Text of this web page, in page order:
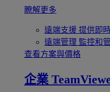
瞭解更多
遠端支援 提供即
遠端管理 監控和
查看方案與價格
企業